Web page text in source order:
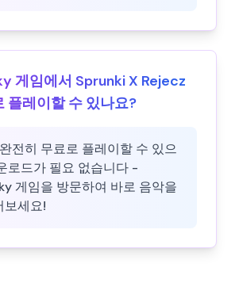
게임에서 Sprunki X Rejecz
플레이할 수 있나요?
전히 무료로 플레이할 수 있으
로드가 필요 없습니다 -
게임을 방문하여 바로 음악을
보세요!